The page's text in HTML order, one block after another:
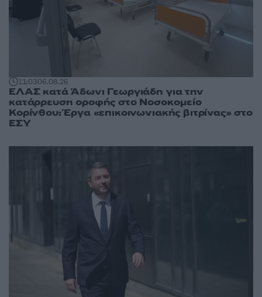
11:0306.08.26
ΕΛΑΣ κατά Άδωνι Γεωργιάδη για την
κατάρρευση οροφής στο Νοσοκομείο
Κορίνθου: Έργα «επικοινωνιακής βιτρίνας» στο
ΕΣΥ